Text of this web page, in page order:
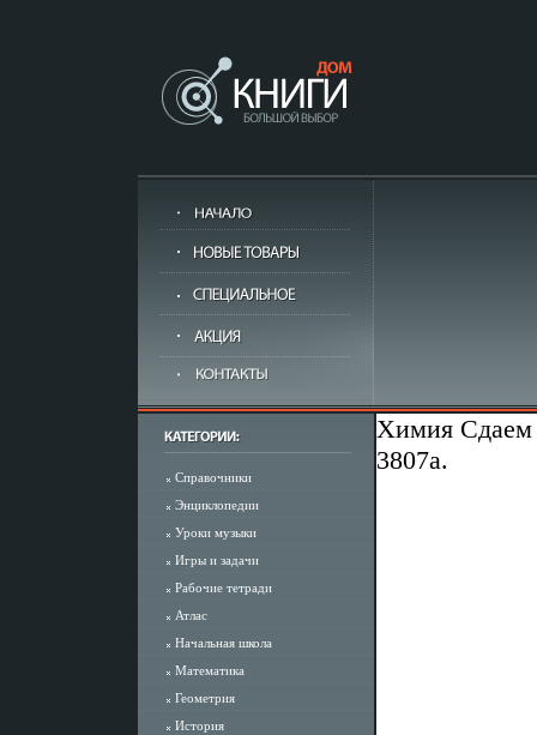
Справочники
Энциклопедии
Уроки музыки
Игры и задачи
Рабочие тетради
Атлас
Начальная школа
Математика
Геометрия
История
Химия Сдаем
3807a.